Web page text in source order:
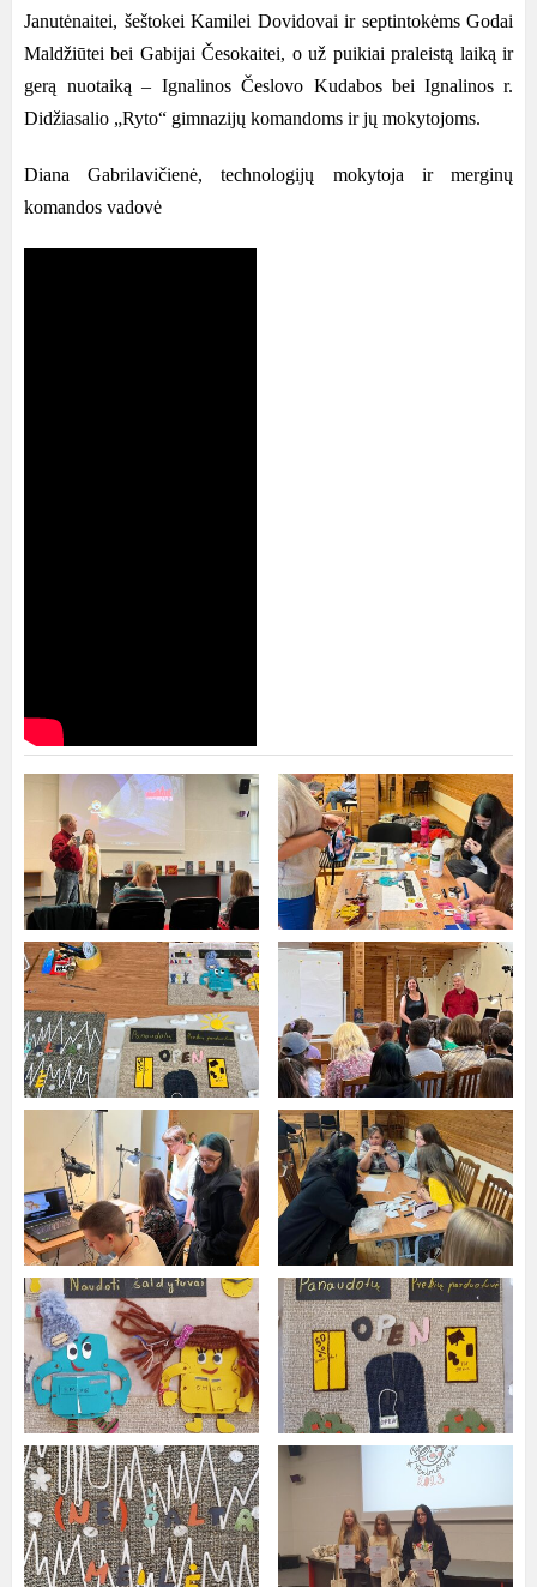
Janutėnaitei, šeštokei Kamilei Dovidovai ir septintokėms Godai
Maldžiūtei bei Gabijai Česokaitei, o už puikiai praleistą laiką ir
gerą nuotaiką – Ignalinos Česlovo Kudabos bei Ignalinos r.
Didžiasalio „Ryto“ gimnazijų komandoms ir jų mokytojoms.
Diana Gabrilavičienė, technologijų mokytoja ir merginų
komandos vadovė